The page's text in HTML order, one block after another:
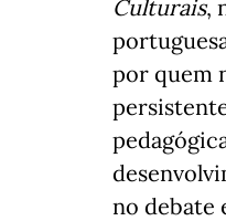
Culturais,
por quem
no debate